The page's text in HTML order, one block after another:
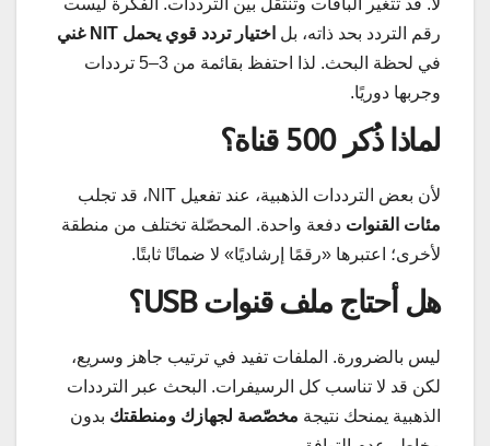
لا. قد تتغير الباقات وتنتقل بين الترددات. الفكرة ليست
رقم التردد بحد ذاته، بل اختيار تردد قوي يحمل NIT غني
في لحظة البحث. لذا احتفظ بقائمة من 3–5 ترددات
وجربها دوريًا.
لماذا ذُكر 500 قناة؟
لأن بعض الترددات الذهبية، عند تفعيل NIT، قد تجلب
مئات القنوات دفعة واحدة. المحصّلة تختلف من منطقة
لأخرى؛ اعتبرها «رقمًا إرشاديًا» لا ضمانًا ثابتًا.
هل أحتاج ملف قنوات USB؟
ليس بالضرورة. الملفات تفيد في ترتيب جاهز وسريع،
لكن قد لا تناسب كل الرسيفرات. البحث عبر الترددات
الذهبية يمنحك نتيجة مخصّصة لجهازك ومنطقتك بدون